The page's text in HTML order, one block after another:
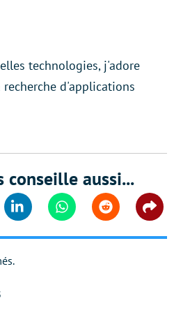
technologies, j'adore
d'applications
conseille aussi...
Linkedin WhatsappReddit